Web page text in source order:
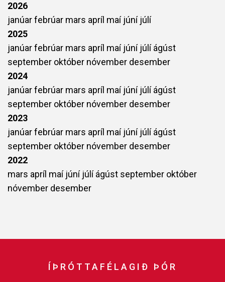
2026
janúarfebrúar mars apríl maí júní júlí
2025
janúarfebrúar mars apríl maí júní júlíágúst
september október nóvember desember
2024
janúarfebrúar mars apríl maí júní júlíágúst
september október nóvember desember
2023
janúarfebrúar mars apríl maí júní júlíágúst
september október nóvember desember
2022
mars apríl maí júní júlíágúst september október
nóvember desember
ÍÞRÓTTAFÉLAGIÐ ÞÓR